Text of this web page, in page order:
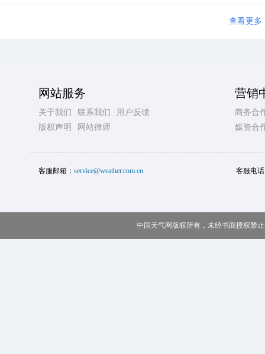
查看更多
网站服务
关于我们 联系我们
用户反馈
版权声明
网站律师
营销
商务合
媒资合
客服邮箱： service@weather.com.cn 客服电
中国天气网版权所有，未经书面授权